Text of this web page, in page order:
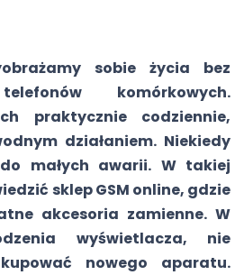
sobie życia bez
komórkowych.
praktycznie codziennie,
działaniem. Niekiedy
małych awarii. W takiej
sklep GSM online, gdzie
akcesoria zamienne. W
wyświetlacza, nie
nowego aparatu.